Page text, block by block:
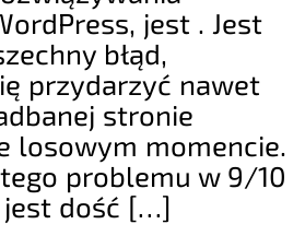
jest . Jest
błąd,
przydarzyć nawet
stronie
losowym momencie.
problemu w 9/10
jest dość […]